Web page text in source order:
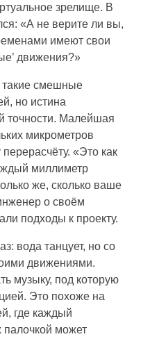
зрелище. В
«А не верите ли вы,
имеют свои
движения?»
смешные
но истина
точности. Малейшая
микрометров
«Это как
миллиметр
же, сколько ваше
о своём
подходы к проекту.
вода танцует, но со
движениями.
музыку, под которую
Это похоже на
где каждый
палочкой может